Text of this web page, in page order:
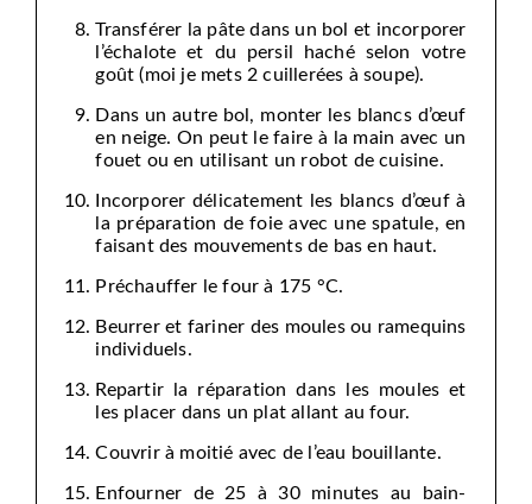
Transférer la pâte dans un bol et incorporer
l’échalote et du persil haché selon votre
goût (moi je mets 2 cuillerées à soupe).
Dans un autre bol, monter les blancs d’œuf
en neige. On peut le faire à la main avec un
fouet ou en utilisant un robot de cuisine.
Incorporer délicatement les blancs d’œuf à
la préparation de foie avec une spatule, en
faisant des mouvements de bas en haut.
Préchauffer le four à 175 °C.
Beurrer et fariner des moules ou ramequins
individuels.
Repartir la réparation dans les moules et
les placer dans un plat allant au four.
Couvrir à moitié avec de l’eau bouillante.
Enfourner de 25 à 30 minutes au bain-